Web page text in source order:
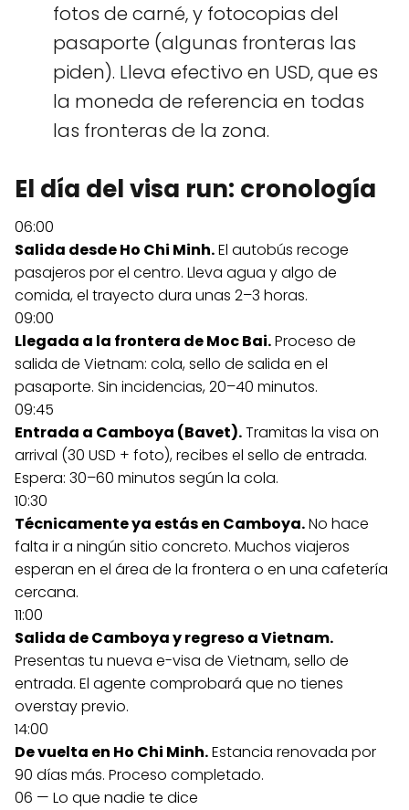
fotos de carné, y fotocopias del
pasaporte (algunas fronteras las
piden). Lleva efectivo en USD, que es
la moneda de referencia en todas
las fronteras de la zona.
El día del visa run: cronología
06:00
Salida desde Ho Chi Minh.El autobús recoge
pasajeros por el centro. Lleva agua y algo de
comida, el trayecto dura unas 2–3 horas.
09:00
Llegada a la frontera de Moc Bai.Proceso de
salida de Vietnam: cola, sello de salida en el
pasaporte. Sin incidencias, 20–40 minutos.
09:45
Entrada a Camboya (Bavet).Tramitas la visa on
arrival (30 USD + foto), recibes el sello de entrada.
Espera: 30–60 minutos según la cola.
10:30
Técnicamente ya estás en Camboya.No hace
falta ir a ningún sitio concreto. Muchos viajeros
esperan en el área de la frontera o en una cafetería
cercana.
11:00
Salida de Camboya y regreso a Vietnam.
Presentas tu nueva e-visa de Vietnam, sello de
entrada. El agente comprobará que no tienes
overstay previo.
14:00
De vuelta en Ho Chi Minh.Estancia renovada por
90 días más. Proceso completado.
06 — Lo que nadie te dice